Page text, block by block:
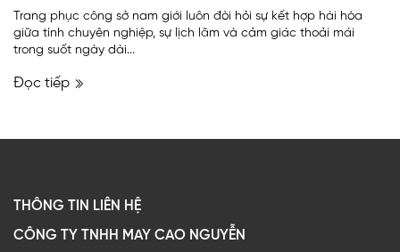
Trang phục công sở nam giới luôn đòi hỏi sự kết hợp hài hòa
giữa tính chuyên nghiệp, sự lịch lãm và cảm giác thoải mái
trong suốt ngày dài...
Đọc tiếp
THÔNG TIN LIÊN HỆ
CÔNG TY TNHH MAY CAO NGUYỄN